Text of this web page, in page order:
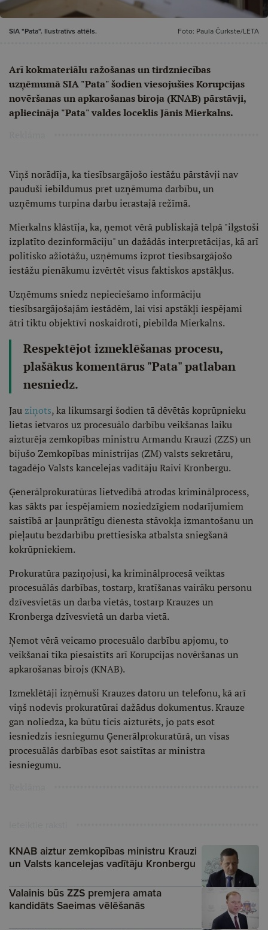
SIA "Pata". Ilustratīvs attēls. Foto: Paula Čurkste/LETA
Arī kokmateriālu ražošanas un tirdzniecības
uzņēmumā SIA "Pata" šodien viesojušies Korupcijas
novēršanas un apkarošanas biroja (KNAB) pārstāvji,
apliecināja "Pata" valdes loceklis Jānis Mierkalns.
Viņš norādīja, ka tiesībsargājošo iestāžu pārstāvji nav
pauduši iebildumus pret uzņēmuma darbību, un
uzņēmums turpina darbu ierastajā režīmā.
Mierkalns klāstīja, ka, ņemot vērā publiskajā telpā "ilgstoši
izplatīto dezinformāciju" un dažādās interpretācijas, kā arī
politisko ažiotāžu, uzņēmums izprot tiesībsargājošo
iestāžu pienākumu izvērtēt visus faktiskos apstākļus.
Uzņēmums sniedz nepieciešamo informāciju
tiesībsargājošajām iestādēm, lai visi apstākļi iespējami
ātri tiktu objektīvi noskaidroti, piebilda Mierkalns.
Respektējot izmeklēšanas procesu,
plašākus komentārus "Pata" patlaban
nesniedz.
Jau ziņots, ka likumsargi šodien tā dēvētās koprūpnieku
lietas ietvaros uz procesuālo darbību veikšanas laiku
aizturēja zemkopības ministru Armandu Krauzi (ZZS) un
bijušo Zemkopības ministrijas (ZM) valsts sekretāru,
tagadējo Valsts kancelejas vadītāju Raivi Kronbergu.
Ģenerālprokuratūras lietvedībā atrodas kriminālprocess,
kas sākts par iespējamiem noziedzīgiem nodarījumiem
saistībā ar ļaunprātīgu dienesta stāvokļa izmantošanu un
pieļautu bezdarbību prettiesiska atbalsta sniegšanā
kokrūpniekiem.
Prokuratūra paziņojusi, ka kriminālprocesā veiktas
procesuālās darbības, tostarp, kratīšanas vairāku personu
dzīvesvietās un darba vietās, tostarp Krauzes un
Kronberga dzīvesvietā un darba vietā.
Ņemot vērā veicamo procesuālo darbību apjomu, to
veikšanai tika piesaistīts arī Korupcijas novēršanas un
apkarošanas birojs (KNAB).
Izmeklētāji izņēmuši Krauzes datoru un telefonu, kā arī
viņš nodevis prokuratūrai dažādus dokumentus. Krauze
gan noliedza, ka būtu ticis aizturēts, jo pats esot
iesniedzis iesniegumu Ģenerālprokuratūrā, un visas
procesuālās darbības esot saistītas ar ministra
iesniegumu.
KNAB aiztur zemkopības ministru Krauzi
un Valsts kancelejas vadītāju Kronbergu
Valainis būs ZZS premjera amata
kandidāts Saeimas vēlēšanās